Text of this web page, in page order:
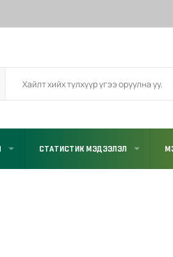
СТАТИСТИК МЭДЭЭЛЭЛ